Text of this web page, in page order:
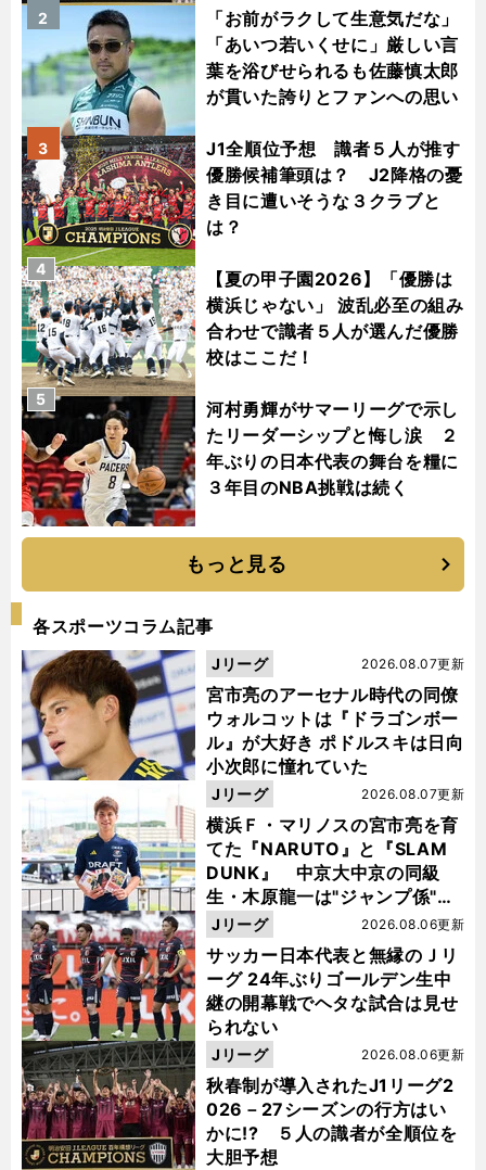
「お前がラクして生意気だな」
「あいつ若いくせに」厳しい言
葉を浴びせられるも佐藤慎太郎
が貫いた誇りとファンへの思い
2
J1全順位予想 識者５人が推す
優勝候補筆頭は？ J2降格の憂
き目に遭いそうな３クラブと
は？
3
【夏の甲子園2026】「優勝は
横浜じゃない」 波乱必至の組み
合わせで識者５人が選んだ優勝
校はここだ！
4
河村勇輝がサマーリーグで示し
たリーダーシップと悔し涙 ２
年ぶりの日本代表の舞台を糧に
３年目のNBA挑戦は続く
5
もっと見る
各スポーツコラム記事
宮市亮のアーセナル時代の同僚
ウォルコットは『ドラゴンボー
ル』が大好き ポドルスキは日向
小次郎に憧れていた
2026.08.07更新
Jリーグ
横浜Ｆ・マリノスの宮市亮を育
てた『NARUTO』と『SLAM
DUNK』 中京大中京の同級
生・木原龍一は"ジャンプ係"だ
った
2026.08.07更新
Jリーグ
サッカー日本代表と無縁のＪリ
ーグ 24年ぶりゴールデン生中
継の開幕戦でヘタな試合は見せ
られない
2026.08.06更新
Jリーグ
秋春制が導入されたJ1リーグ2
026－27シーズンの行方はい
かに!? ５人の識者が全順位を
大胆予想
2026.08.06更新
Jリーグ